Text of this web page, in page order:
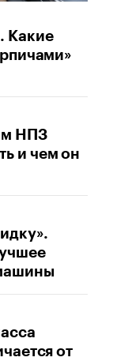
Какие
НПЗ
и чем он
от